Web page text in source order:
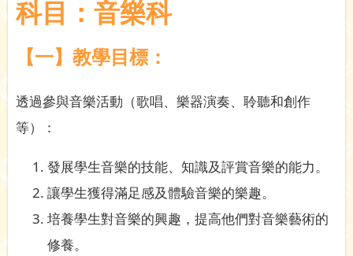
科目：音樂科
【一】教學目標：
透過參與音樂活動（歌唱、樂器演奏、聆聽和創作
等）：
發展學生音樂的技能、知識及評賞音樂的能力。
讓學生獲得滿足感及體驗音樂的樂趣。
培養學生對音樂的興趣，提高他們對音樂藝術的
修養。